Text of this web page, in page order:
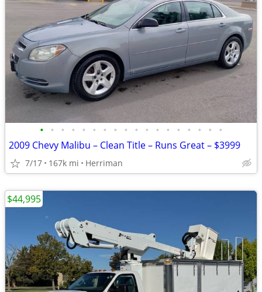
• • • • • • • • • • • • • • • • • •
2009 Chevy Malibu – Clean Title – Runs Great – $3999
7/17 167k mi Herriman
$44,995